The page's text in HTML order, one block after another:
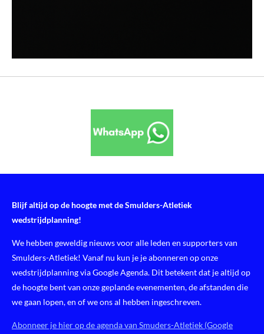
Blijf altijd op de hoogte met de Smulders-Atletiek
wedstrijdplanning!
We hebben geweldig nieuws voor alle leden en supporters van
Smulders-Atletiek! Vanaf nu kun je je abonneren op onze
wedstrijdplanning via Google Agenda. Dit betekent dat je altijd op
de hoogte bent van onze geplande evenementen, de afstanden die
we gaan lopen, en of we ons al hebben ingeschreven.
Abonneer je hier op de agenda van Smuders-Atletiek (Google